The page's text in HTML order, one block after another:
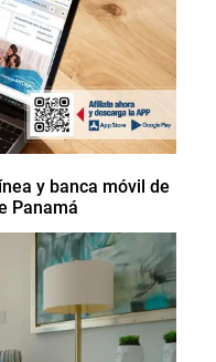
y banca móvil de
Panamá